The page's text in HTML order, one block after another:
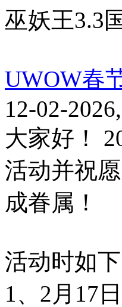
巫妖王3.3
UWOW春
12-02-
大家好！
活动并祝
成眷属！
活动时如下
1、2月17